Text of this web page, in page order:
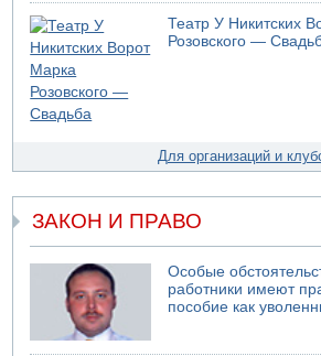
05.08.2026 10:19
Хуситы сообщают об атаке по
05.08.2026 10:16
Левые активисты пытались ворваться в
"Религиозного сионизма"
05.08.2026 06:42
05.08.2026 06:41
Театр У Никитских
Розовского —
Для организаций и
ЗАКОН И ПРАВО
Особые
работники имеют
пособие как